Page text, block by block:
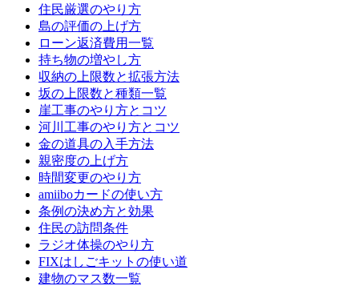
住民厳選のやり方
島の評価の上げ方
ローン返済費用一覧
持ち物の増やし方
収納の上限数と拡張方法
坂の上限数と種類一覧
崖工事のやり方とコツ
河川工事のやり方とコツ
金の道具の入手方法
親密度の上げ方
時間変更のやり方
amiiboカードの使い方
条例の決め方と効果
住民の訪問条件
ラジオ体操のやり方
FIXはしごキットの使い道
建物のマス数一覧